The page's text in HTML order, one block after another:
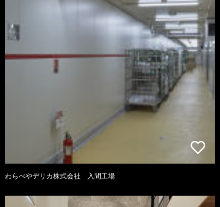
わらべやデリカ株式会社 入間工場